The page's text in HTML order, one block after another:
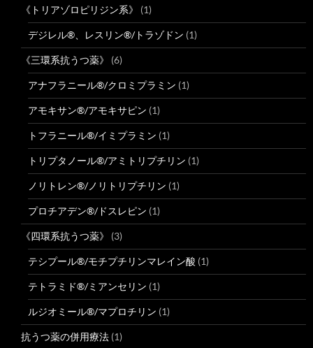
《トリアゾロピリジン系》 (1)
デジレル®、レスリン®/トラゾドン (1)
《三環系抗うつ薬》 (6)
アナフラニール®/クロミプラミン (1)
アモキサン®/アモキサピン (1)
トフラニール®/イミプラミン (1)
トリプタノール®/アミトリプチリン (1)
ノリトレン®/ノリトリプチリン (1)
プロチアデン®/ドスレピン (1)
《四環系抗うつ薬》 (3)
テシプール®/モチプチリンマレイン酸 (1)
テトラミド®/ミアンセリン (1)
ルジオミール®/マプロチリン (1)
抗うつ薬の併用療法 (1)